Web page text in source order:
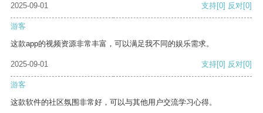
2025-09-01 支持[0] 反对[0]
游客
这款app的视频资源非常丰富，可以满足我不同的娱乐需求。
2025-09-01 支持[0] 反对[0]
游客
这款软件的社区氛围非常好，可以与其他用户交流学习心得。